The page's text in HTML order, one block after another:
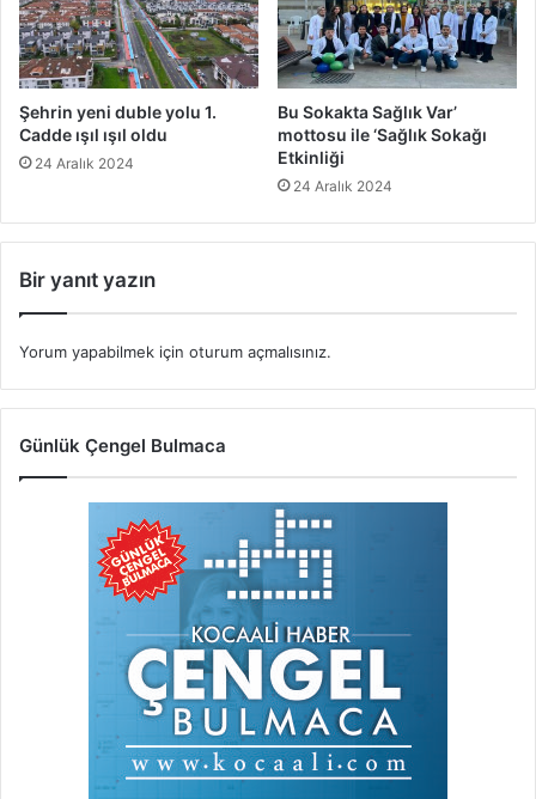
Şehrin yeni duble yolu 1.
Cadde ışıl ışıl oldu
24 Aralık 2024
Bu Sokakta Sağlık Var’
mottosu ile ‘Sağlık Sokağı
Etkinliği
24 Aralık 2024
Bir yanıt yazın
Yorum yapabilmek için oturum açmalısınız.
Günlük Çengel Bulmaca